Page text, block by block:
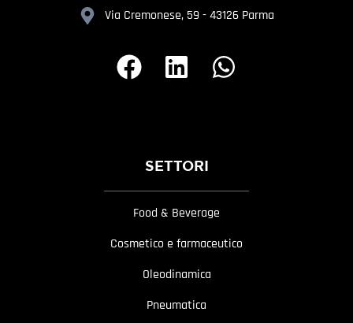
Via Cremonese, 59 - 43126 Parma
SETTORI
Food & Beverage
Cosmetico e farmaceutico
Oleodinamica
Pneumatica